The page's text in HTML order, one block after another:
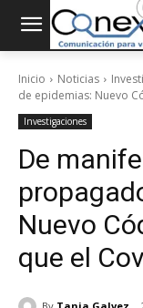
Inicio Noticias
de epidemias: Nuevo
Investigaciones
De
Nuevo
que el